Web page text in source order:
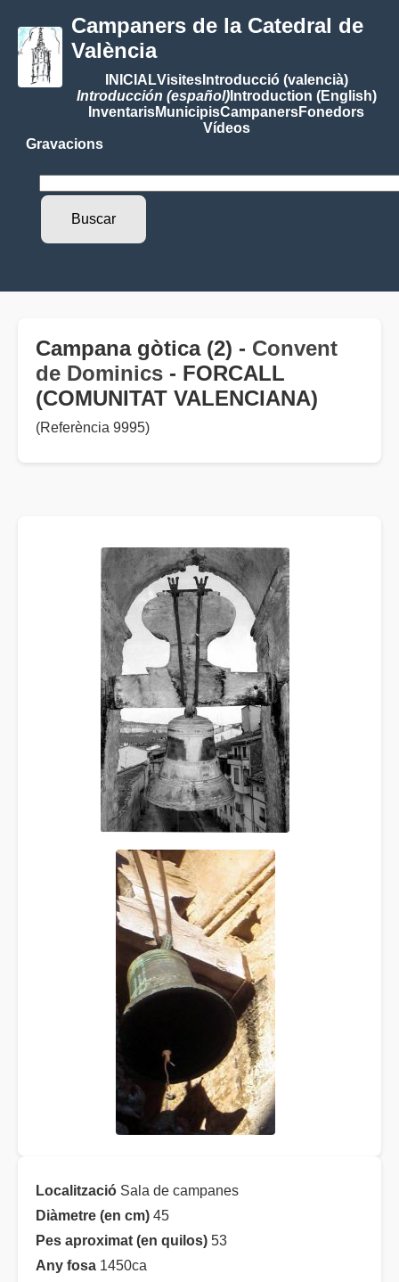
Campaners de la Catedral de
València
INICIALVisitesIntroducció (valencià)
Introducción (español)Introduction (English)
InventarisMunicipisCampanersFonedors
Vídeos
Gravacions
Campana gòtica (2) - Convent
de Dominics - FORCALL
(COMUNITAT VALENCIANA)
(Referència 9995)
Localització Sala de campanes
Diàmetre (en cm) 45
Pes aproximat (en quilos) 53
Any fosa 1450ca